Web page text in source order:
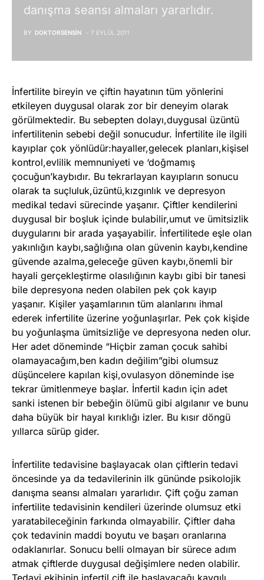
danışma seansı almaları yararlıdır.
BY DOKTORSENSIN 7 EYLÜL 2011
İnfertilite bireyin ve çiftin hayatının tüm yönlerini
etkileyen duygusal olarak zor bir deneyim olarak
görülmektedir. Bu sebepten dolayı,duygusal üzüntü
infertilitenin sebebi değil sonucudur. İnfertilite ile ilgili
kayıplar çok yönlüdür:hayaller,gelecek planları,kişisel
kontrol,evlilik memnuniyeti ve ‘doğmamış
çocuğun’kaybıdır. Bu tekrarlayan kayıpların sonucu
olarak ta suçluluk,üzüntü,kızgınlık ve depresyon
medikal tedavi sürecinde yaşanır. Çiftler kendilerini
duygusal bir boşluk içinde bulabilir,umut ve ümitsizlik
duygularını bir arada yaşayabilir. İnfertilitede eşle olan
yakınlığın kaybı,sağlığına olan güvenin kaybı,kendine
güvende azalma,geleceğe güven kaybı,önemli bir
hayali gerçekleştirme olasılığının kaybı gibi bir tanesi
bile depresyona neden olabilen pek çok kayıp
yaşanır. Kişiler yaşamlarının tüm alanlarını ihmal
ederek infertilite üzerine yoğunlaşırlar. Pek çok kişide
bu yoğunlaşma ümitsizliğe ve depresyona neden olur.
Her adet döneminde “Hiçbir zaman çocuk sahibi
olamayacağım,ben kadın değilim”gibi olumsuz
düşüncelere kapılan kişi,ovulasyon döneminde ise
tekrar ümitlenmeye başlar. İnfertil kadın için adet
sanki istenen bir bebeğin ölümü gibi algılanır ve bunu
daha büyük bir hayal kırıklığı izler. Bu kısır döngü
yıllarca sürüp gider.
İnfertilite tedavisine başlayacak olan çiftlerin tedavi
öncesinde ya da tedavilerinin ilk gününde psikolojik
danışma seansı almaları yararlıdır. Çift çoğu zaman
infertilite tedavisinin kendileri üzerinde olumsuz etki
yaratabileceğinin farkında olmayabilir. Çiftler daha
çok tedavinin maddi boyutu ve başarı oranlarına
odaklanırlar. Sonucu belli olmayan bir sürece adım
atmak çiftlerde duygusal değişimlere neden olabilir.
Tedavi ekibinin infertil çift ile başlayacağı kaygılı